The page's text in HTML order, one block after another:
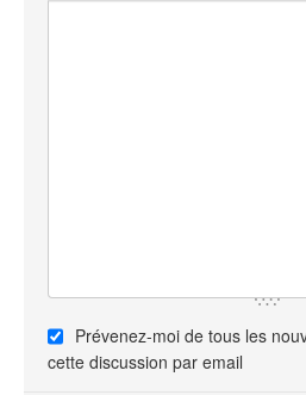
Prévenez-moi de tous les
cette discussion par email